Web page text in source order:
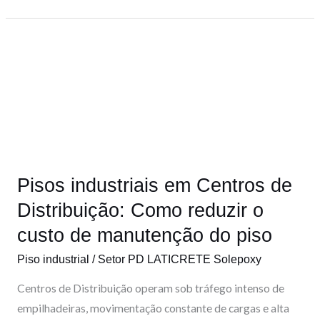
Pisos industriais em Centros de
Distribuição: Como reduzir o
custo de manutenção do piso
Piso industrial / Setor PD LATICRETE Solepoxy
Centros de Distribuição operam sob tráfego intenso de
empilhadeiras, movimentação constante de cargas e alta
reduzir
o
de
manutenção
do